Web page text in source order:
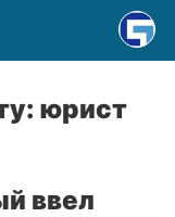
юрист
ввел